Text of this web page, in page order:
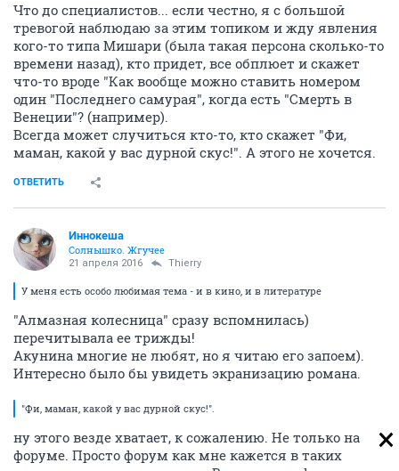
Что до специалистов... если честно, я с большой
тревогой наблюдаю за этим топиком и жду явления
кого-то типа Мишари (была такая персона сколько-то
времени назад), кто придет, все обплюет и скажет
что-то вроде "Как вообще можно ставить номером
один "Последнего самурая", когда есть "Смерть в
Венеции"? (например).
Всегда может случиться кто-то, кто скажет "Фи,
маман, какой у вас дурной скус!". А этого не хочется.
ОТВЕТИТЬ
Иннокеша
Солнышко. Жгучее
21 апреля 2016 Thierry
У меня есть особо любимая тема - и в кино, и в литературе
"Алмазная колесница" сразу вспомнилась)
перечитывала ее трижды!
Акунина многие не любят, но я читаю его запоем).
Интересно было бы увидеть экранизацию романа.
"Фи, маман, какой у вас дурной скус!".
ну этого везде хватает, к сожалению. Не только на
форуме. Просто форум как мне кажется в таких